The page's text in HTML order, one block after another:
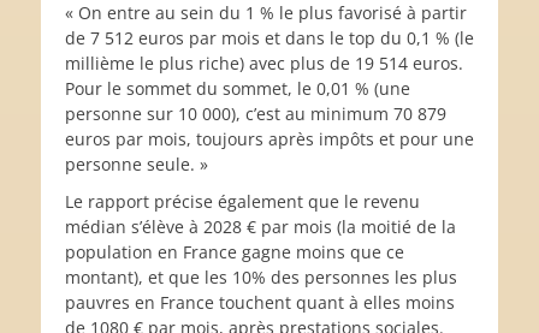
« On entre au sein du 1 % le plus favorisé à partir
de 7 512 euros par mois et dans le top du 0,1 % (le
millième le plus riche) avec plus de 19 514 euros.
Pour le sommet du sommet, le 0,01 % (une
personne sur 10 000), c’est au minimum 70 879
euros par mois, toujours après impôts et pour une
personne seule. »
Le rapport précise également que le revenu
médian s’élève à 2028 € par mois (la moitié de la
population en France gagne moins que ce
montant), et que les 10% des personnes les plus
pauvres en France touchent quant à elles moins
de 1080 € par mois, après prestations sociales.